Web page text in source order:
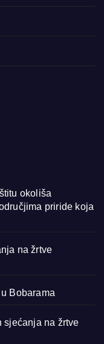
okoliša
priride koja
na žrtve
Bobarama
sjećanja na žrtve